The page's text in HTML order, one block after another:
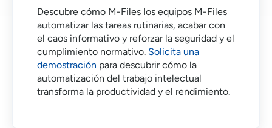
Descubre cómo M-Files los equipos M-Files
automatizar las tareas rutinarias, acabar con
el caos informativo y reforzar la seguridad y el
cumplimiento normativo. Solicita una
demostración para descubrir cómo la
automatización del trabajo intelectual
transforma la productividad y el rendimiento.